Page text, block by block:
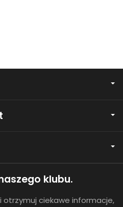
klubu.
otrzymuj ciekawe informacje,